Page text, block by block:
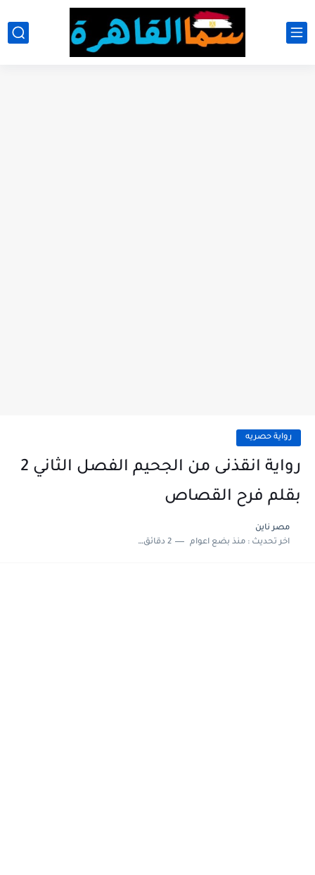
رواية حصريه
رواية انقذنى من الجحيم الفصل الثاني 2
بقلم فرح القصاص
مصر ناين
اخر تحديث :منذ بضع اعوام 2 دقائق للقراءة